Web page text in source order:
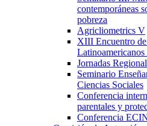
contemporáneas
pobreza
Agricliometrics V
XIII Encuentro
Jornadas
Seminario
Ciencias Sociales
Conferencia
parentales y
Conferencia